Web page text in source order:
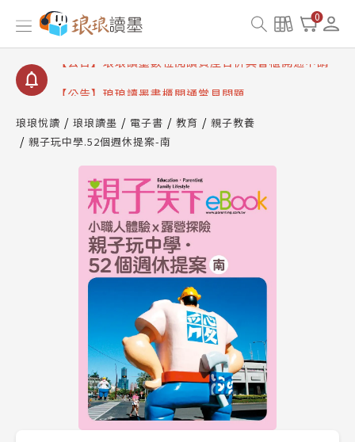
0
【公告】因 Readmoo 讀墨系統維護中，本站同步暫
停部分閱讀服務
【公告】琅琅讀墨數位閱讀資產合併與書櫃開通申請
請圖文教學
【公告】琅琅書店服務升級重要說明及資產合併結果
查詢
【公告】因 Readmoo 讀墨系統維護中，本站同步暫
停部分閱讀服務
琅琅悅讀 琅琅讀墨 電子書 教育
親子教養
親子玩中學.52個週休提案-南